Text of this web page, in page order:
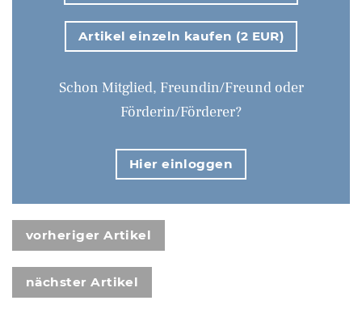
Artikel einzeln kaufen (2 EUR)
Schon Mitglied, Freundin/Freund oder
Förderin/Förderer?
Hier einloggen
vorheriger Artikel
nächster Artikel